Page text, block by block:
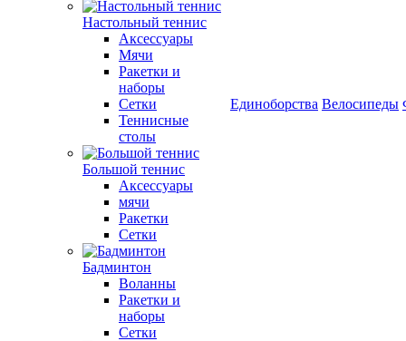
Настольный теннис
Аксессуары
Мячи
Ракетки и
наборы
Сетки
Теннисные
столы
Большой теннис
Аксессуары
мячи
Ракетки
Сетки
Бадминтон
Воланны
Ракетки и
наборы
Сетки
Единоборства Велосипеды